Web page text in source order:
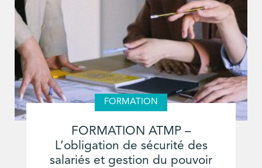
FORMATION
FORMATION ATMP –
L’obligation de sécurité des
salariés et gestion du pouvoir